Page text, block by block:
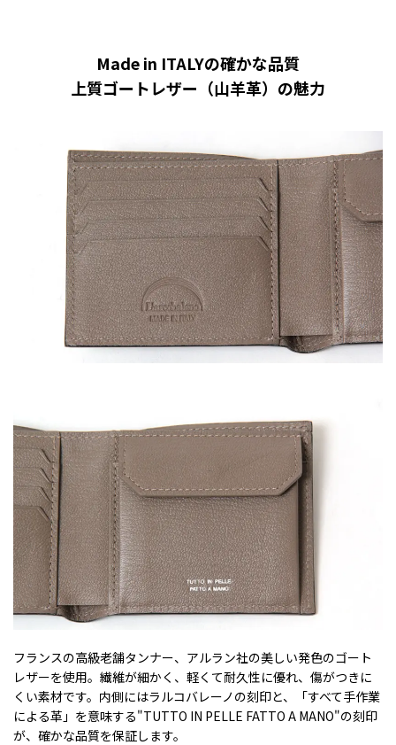
Made in ITALYの確かな品質
上質ゴートレザー（山羊革）の魅力
フランスの高級老舗タンナー、アルラン社の美しい発色のゴート
レザーを使用。繊維が細かく、軽くて耐久性に優れ、傷がつきに
くい素材です。内側にはラルコバレーノの刻印と、「すべて手作業
による革」を意味する"TUTTO IN PELLE FATTO A MANO"の刻印
が、確かな品質を保証します。